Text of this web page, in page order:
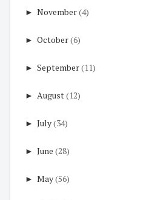
► November(4)
► October(6)
► September(11)
► August(12)
► July(34)
► June (28)
► May(56)